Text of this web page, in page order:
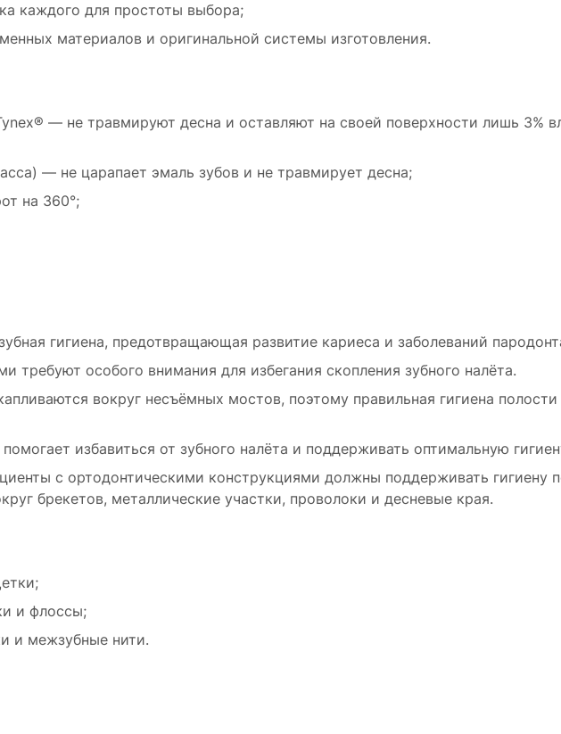
каждого для простоты выбора;
материалов и оригинальной системы изготовления.
— не травмируют десна и оставляют на своей поверхности лишь 3%
— не царапает эмаль зубов и не травмирует десна;
на 360°;
гигиена, предотвращающая развитие кариеса и заболеваний
особого внимания для избегания скопления зубного налёта.
вокруг несъёмных мостов, поэтому правильная гигиена
избавиться от зубного налёта и поддерживать оптимальную
с ортодонтическими конструкциями должны поддерживать гигиену
брекетов, металлические участки, проволоки и десневые края.
и флоссы;
и межзубные нити.